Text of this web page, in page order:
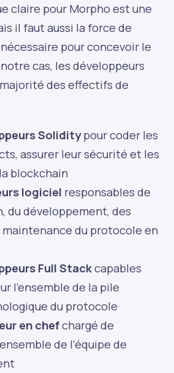
claire pour Morpho est une
il faut aussi la force de
pour concevoir le
cas, les développeurs
des effectifs de
Soliditypour coder les
assurer leur sécurité et les
blockchain
logiciel responsables de
du développement, des
du protocole en
Full Stackcapables
l’ensemble de la pile
du protocole
en chefchargé de
de l’équipe de